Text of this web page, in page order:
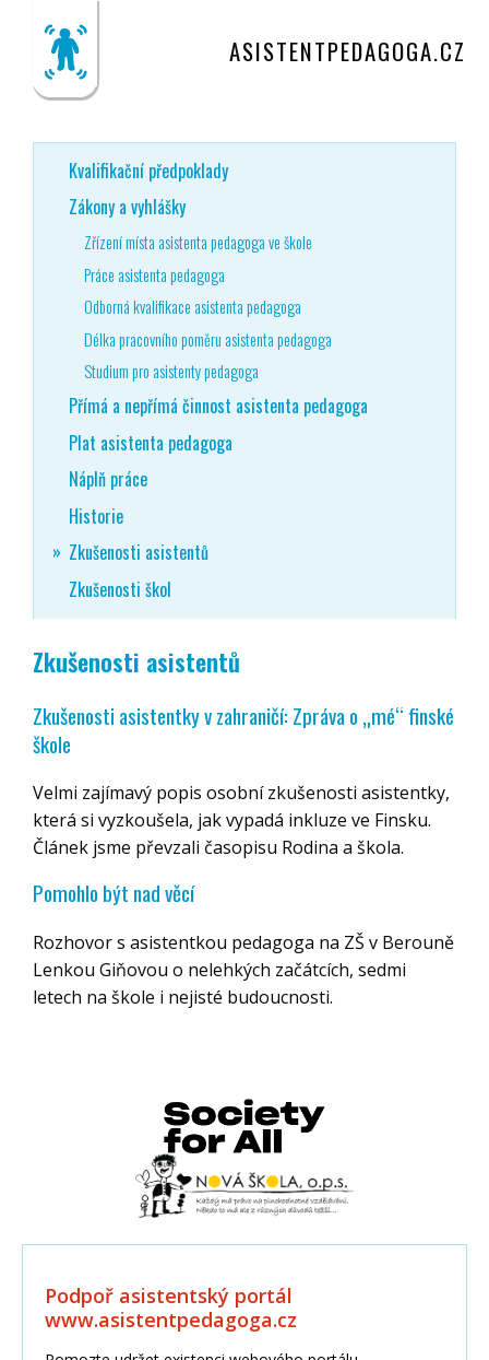
ASISTENTPEDAGOGA.CZ
Kvalifikační předpoklady
Zákony a vyhlášky
Zřízení místa asistenta pedagoga ve škole
Práce asistenta pedagoga
Odborná kvalifikace asistenta pedagoga
Délka pracovního poměru asistenta pedagoga
Studium pro asistenty pedagoga
Přímá a nepřímá činnost asistenta pedagoga
Plat asistenta pedagoga
Náplň práce
Historie
Zkušenosti asistentů
Zkušenosti škol
Zkušenosti asistentů
Zkušenosti asistentky v zahraničí: Zpráva o „mé“ finské
škole
Velmi zajímavý popis osobní zkušenosti asistentky,
která si vyzkoušela, jak vypadá inkluze ve Finsku.
Článek jsme převzali časopisu Rodina a škola.
Pomohlo být nad věcí
Rozhovor s asistentkou pedagoga na ZŠ v Berouně
Lenkou Giňovou o nelehkých začátcích, sedmi
letech na škole i nejisté budoucnosti.